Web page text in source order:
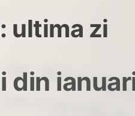
ultima zi
din